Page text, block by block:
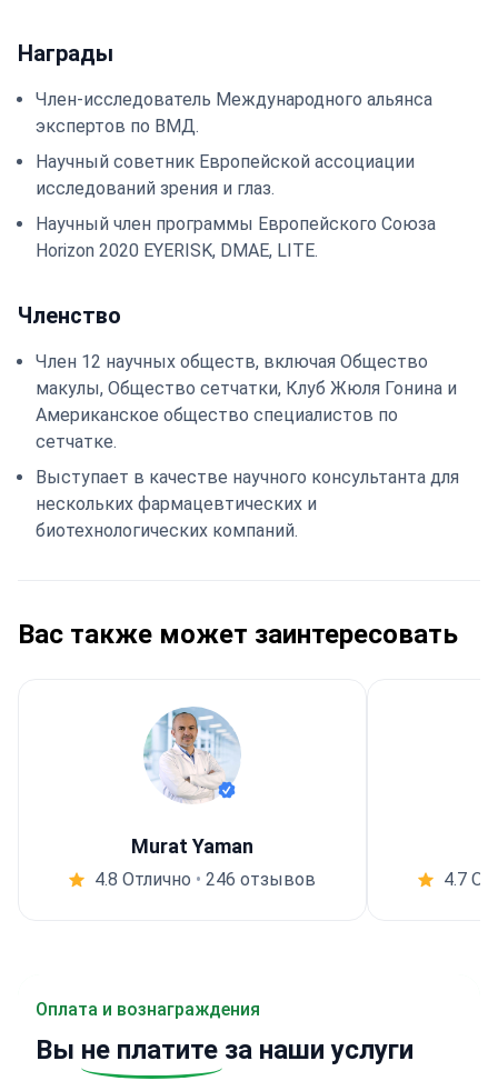
Награды
Член-исследователь Международного альянса
экспертов по ВМД.
Научный советник Европейской ассоциации
исследований зрения и глаз.
Научный член программы Европейского Союза
Horizon 2020 EYERISK, DMAE, LITE.
Членство
Член 12 научных обществ, включая Общество
макулы, Общество сетчатки, Клуб Жюля Гонина и
Американское общество специалистов по
сетчатке.
Выступает в качестве научного консультанта для
нескольких фармацевтических и
биотехнологических компаний.
Вас также может заинтересовать
Murat Yaman
4.8 Отлично • 246 отзывов 4.7
Оплата и вознаграждения
Вы не платите за наши услуги